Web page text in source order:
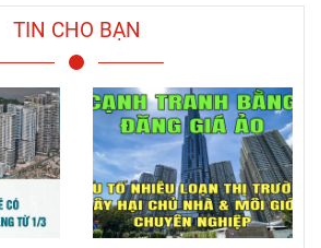
TIN CHO BẠN